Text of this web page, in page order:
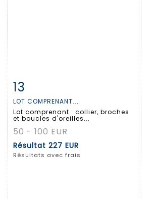
Fiche détaillée
13
LOT COMPRENANT...
Lot comprenant : collier, broches
et boucles d'oreilles...
50 - 100 EUR
Résultat 227 EUR
Résultats avec frais